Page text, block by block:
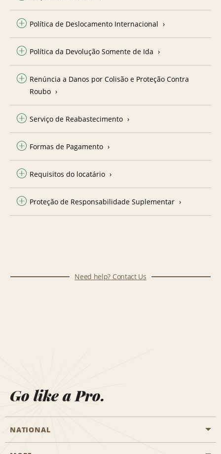
Política de Deslocamento Internacional
Política da Devolução Somente de Ida
Renúncia a Danos por Colisão e Proteção Contra
Roubo
Serviço de Reabastecimento
Formas de Pagamento
Requisitos do locatário
Proteção de Responsabilidade Suplementar
Need help? Contact Us
Go like a Pro.
NATIONAL